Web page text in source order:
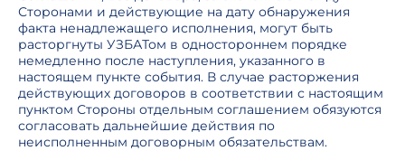
Сторонами и действующие на дату обнаружения
факта ненадлежащего исполнения, могут быть
расторгнуты УЗБАТом в одностороннем порядке
немедленно после наступления, указанного в
настоящем пункте события. В случае расторжения
действующих договоров в соответствии с настоящим
пунктом Стороны отдельным соглашением обязуются
согласовать дальнейшие действия по
неисполненным договорным обязательствам.